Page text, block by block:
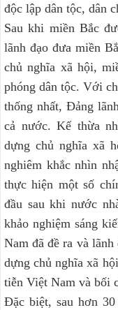
độc lập dân tộc, dân
Sau khi miền Bắc
lãnh đạo đưa miền
chủ nghĩa xã hội,
phóng dân tộc. Với
thống nhất, Đảng
cả nước. Kế thừa
dựng chủ nghĩa xã
nghiêm khắc nhìn
thực hiện một số
đầu sau khi nước
khảo nghiệm sáng
Nam đã đề ra và
dựng chủ nghĩa xã
tiễn Việt Nam và bối
Đặc biệt, sau hơn